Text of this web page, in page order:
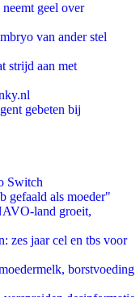
geel over
van ander stel
strijd aan met
gebeten bij
Switch
gefaald als moeder"
land groeit,
zes jaar cel en tbs voor
borstvoeding